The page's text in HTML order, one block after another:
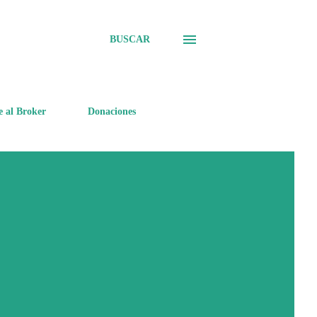
BUSCAR
al Broker Donaciones